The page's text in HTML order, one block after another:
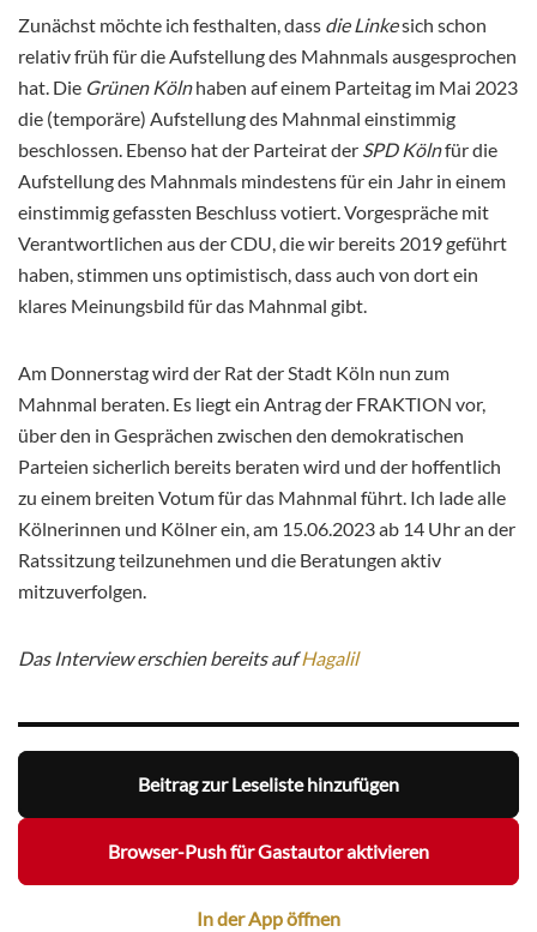
Zunächst möchte ich festhalten, dass die Linkesich schon
relativ früh für die Aufstellung des Mahnmals ausgesprochen
hat. Die Grünen Kölnhaben auf einem Parteitag im Mai 2023
die (temporäre) Aufstellung des Mahnmal einstimmig
beschlossen. Ebenso hat der Parteirat der SPD Kölnfür die
Aufstellung des Mahnmals mindestens für ein Jahr in einem
einstimmig gefassten Beschluss votiert. Vorgespräche mit
Verantwortlichen aus der CDU, die wir bereits 2019 geführt
haben, stimmen uns optimistisch, dass auch von dort ein
klares Meinungsbild für das Mahnmal gibt.
Am Donnerstag wird der Rat der Stadt Köln nun zum
Mahnmal beraten. Es liegt ein Antrag der FRAKTION vor,
über den in Gesprächen zwischen den demokratischen
Parteien sicherlich bereits beraten wird und der hoffentlich
zu einem breiten Votum für das Mahnmal führt. Ich lade alle
Kölnerinnen und Kölner ein, am 15.06.2023 ab 14 Uhr an der
Ratssitzung teilzunehmen und die Beratungen aktiv
mitzuverfolgen.
Das Interview erschien bereits aufHagalil
Beitrag zur Leseliste hinzufügen
Browser-Push für Gastautor aktivieren
In der App öffnen